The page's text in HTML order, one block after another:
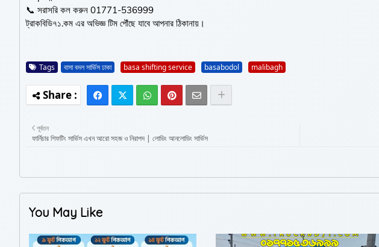
📞 সরাসরি কল করুন ‎​01771-536999
ট্রাকবিডি৭১.কম এর অভিজ্ঞ টিম পৌঁছে যাবে আপনার ঠিকানায়।
Tags বাসা বদল সার্ভিস ঢাকা basa shifting service basabodol malibagh
পূর্বতন
ফার্নিচার শিফটিং সার্ভিস এখন আরো সহজ ও নিরাপদ | লোডিং আনলোডিং সার্ভিস
You May Like